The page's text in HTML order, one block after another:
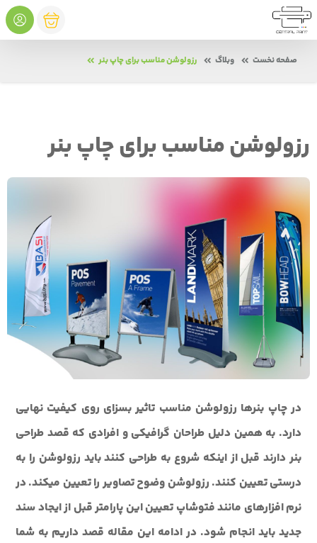
صفحه نخست وبلاگ رزولوشن مناسب برای چاپ بنر
رزولوشن مناسب برای چاپ بنر
در چاپ بنرها رزولوشن مناسب تاثیر بسزای روی کیفیت نهایی
دارد. به همین دلیل طراحان گرافیکی و افرادی که قصد طراحی
بنر دارند قبل از اینکه شروع به طراحی کنند باید رزولوشن را به
درستی تعیین کنند. رزولوشن وضوح تصاویر را تعیین میکند. در
نرم افزارهای مانند فتوشاپ تعیین این پارامتر قبل از ایجاد سند
جدید باید انجام شود. در ادامه این مقاله قصد داریم به شما